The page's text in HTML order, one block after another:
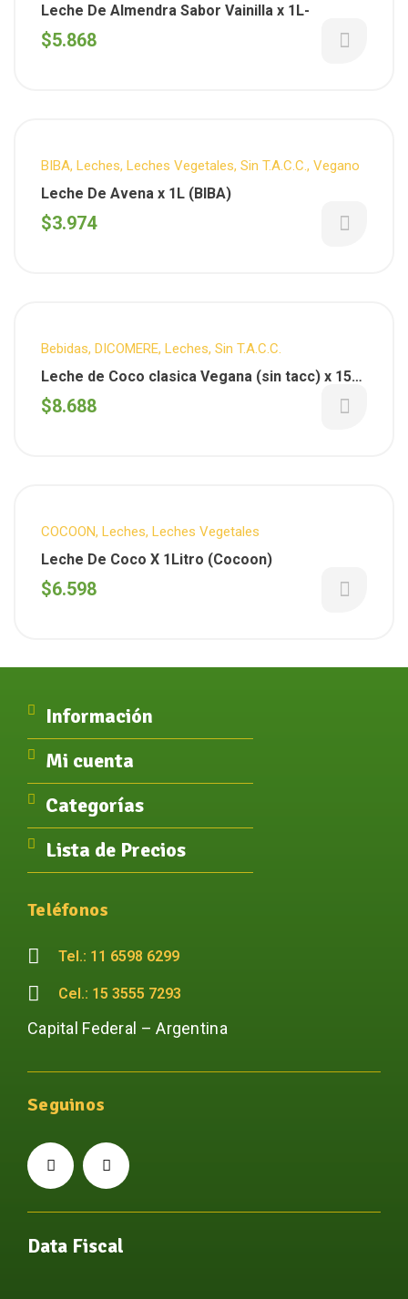
TRATENFU Vegano
Leche De Almendra Sabor Vainilla x 1L-
$5.868
BIBA, Leches, Leches Vegetales, Sin T.A.C.C. , Vegano
Leche De Avena x 1L (BIBA)
$3.974
Bebidas, DICOMERE, Leches, Sin T.A.C.C.
Leche de Coco clasica Vegana (sin tacc) x 150
gs Dicomere
$8.688
COCOON, Leches, Leches Vegetales
Leche De Coco X 1Litro (Cocoon)
$6.598
Información
Mi cuenta
Categorías
Lista de Precios
Teléfonos
Tel.: 11 6598 6299
Cel.: 15 3555 7293
Capital Federal – Argentina
Seguinos
Data Fiscal